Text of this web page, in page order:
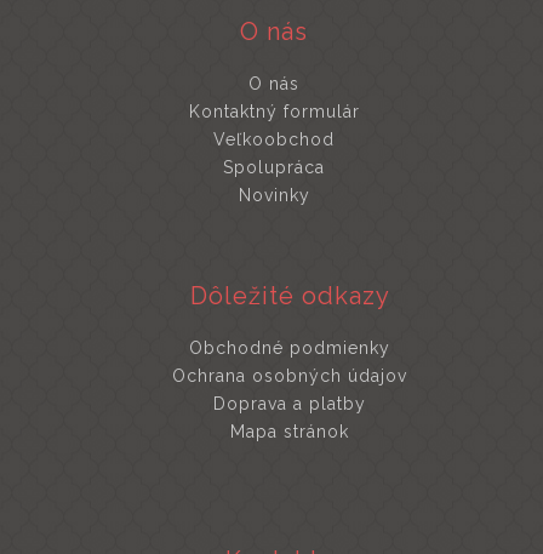
O nás
O nás
Kontaktný formulár
Veľkoobchod
Spolupráca
Novinky
Dôležité odkazy
Obchodné podmienky
Ochrana osobných údajov
Doprava a platby
Mapa stránok